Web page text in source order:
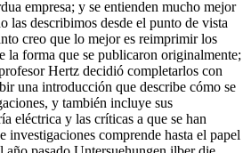
empresa; y se entienden mucho mejor
las describimos desde el punto de vista
creo que lo mejor es reimprimir los
la forma que se publicaron originalmente;
Hertz decidió completarlos con
una introducción que describe cómo se
y también incluye sus
eléctrica y las críticas a que se han
investigaciones comprende hasta el papel